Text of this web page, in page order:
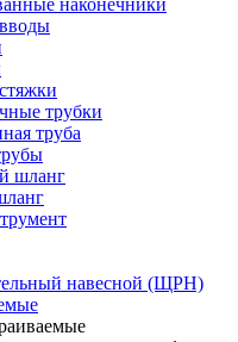
наконечники
трубки
труба
шланг
навесной (ЩРН)